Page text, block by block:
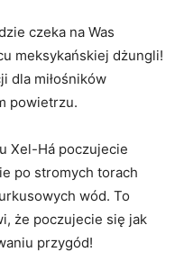
czeka‍ na Was
meksykańskiej dżungli!
⁤dla miłośników
powietrzu.
Xel-Há poczujecie
po ‍stromych torach
wód. To
że poczujecie się jak
przygód!